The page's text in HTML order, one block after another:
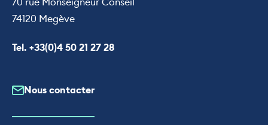
74120 Megève
Appeler le
Tel. +33(0)4 50 21 27 28
Nous contacter